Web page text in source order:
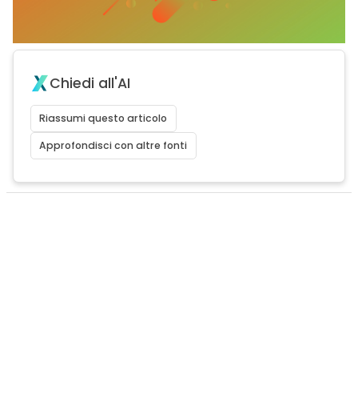
Chiedi all'AI
Riassumi questo articolo
Approfondisci con altre fonti